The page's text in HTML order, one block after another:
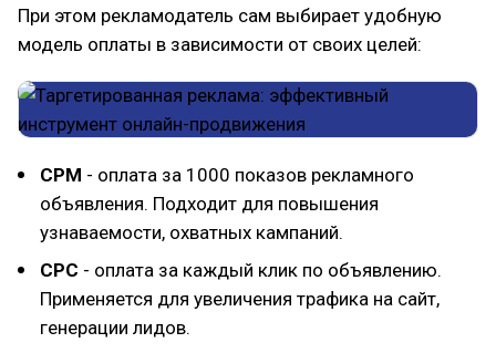
При этом рекламодатель сам выбирает удобную
модель оплаты в зависимости от своих целей:
CPM - оплата за 1000 показов рекламного
объявления. Подходит для повышения
узнаваемости, охватных кампаний.
CPC - оплата за каждый клик по объявлению.
Применяется для увеличения трафика на сайт,
генерации лидов.